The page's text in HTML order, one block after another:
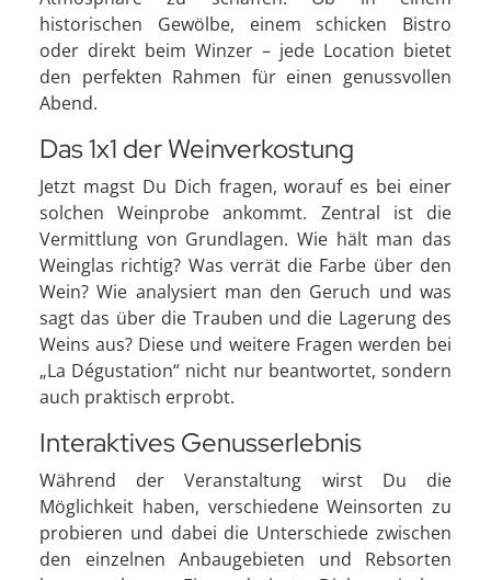
historischen Gewölbe, einem schicken Bistro
oder direkt beim Winzer – jede Location bietet
den perfekten Rahmen für einen genussvollen
Abend.
Das 1x1 der Weinverkostung
Jetzt magst Du Dich fragen, worauf es bei einer
solchen Weinprobe ankommt. Zentral ist die
Vermittlung von Grundlagen. Wie hält man das
Weinglas richtig? Was verrät die Farbe über den
Wein? Wie analysiert man den Geruch und was
sagt das über die Trauben und die Lagerung des
Weins aus? Diese und weitere Fragen werden bei
„La Dégustation“ nicht nur beantwortet, sondern
auch praktisch erprobt.
Interaktives Genusserlebnis
Während der Veranstaltung wirst Du die
Möglichkeit haben, verschiedene Weinsorten zu
probieren und dabei die Unterschiede zwischen
den einzelnen Anbaugebieten und Rebsorten